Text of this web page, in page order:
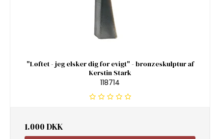
"Løftet - jeg elsker dig for evigt" - bronzeskulptur af
Kerstin Stark
118714
1.000 DKK